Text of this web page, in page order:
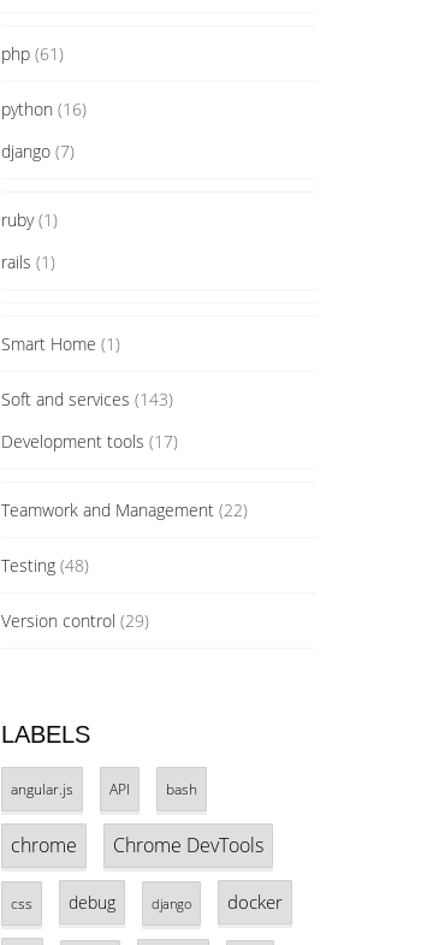
php(61)
python (16)
django(7)
ruby(1)
rails (1)
Smart Home (1)
Soft and services (143)
Development tools (17)
Teamwork and Management(22)
Testing(48)
Version control (29)
LABELS
angular.js API bash
chrome Chrome DevTools
css debug django docker